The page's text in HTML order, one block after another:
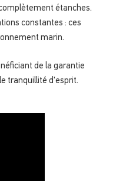
étanches.
constantes : ces
marin.
de la garantie
tranquillité d'esprit.